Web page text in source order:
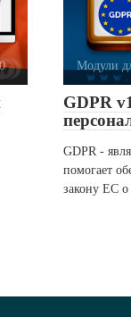
Модули
GDPR
GDPR -
помогает
закону ЕС о